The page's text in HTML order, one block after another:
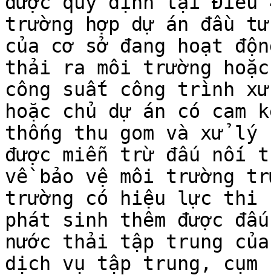
trường hợp dự án đầu
của cơ sở đang hoạt
thải ra môi trường
công suất công trình
hoặc chủ dự án có
thống thu gom và xử
được miễn trừ đấu nối
về bảo vệ môi trường
trường có hiệu lực thi
phát sinh thêm được
nước thải tập trung
dịch vụ tập trung, cụm